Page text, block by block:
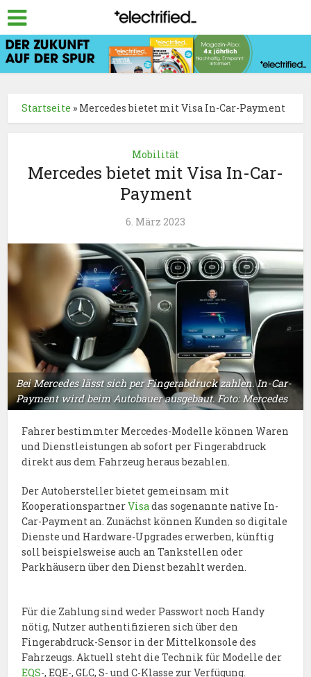
Startseite » Mercedes bietet mit Visa In-Car-Payment
Mobilität
Mercedes bietet mit Visa In-Car-
Payment
6. März 2023
Bei Mercedes lässt sich per Fingerabdruck zahlen. In-Car-
Payment wird beim Autobauer ausgebaut. Foto: Mercedes
Fahrer bestimmter Mercedes-Modelle können Waren
und Dienstleistungen ab sofort per Fingerabdruck
direkt aus dem Fahrzeug heraus bezahlen.
Der Autohersteller bietet gemeinsam mit
KooperationspartnerVisadas sogenannte native In-
Car-Payment an. Zunächst können Kunden so digitale
Dienste und Hardware-Upgrades erwerben, künftig
soll beispielsweise auch an Tankstellen oder
Parkhäusern über den Dienst bezahlt werden.
Für die Zahlung sind weder Passwort noch Handy
nötig, Nutzer authentifizieren sich über den
Fingerabdruck-Sensor in der Mittelkonsole des
Fahrzeugs. Aktuell steht die Technik für Modelle der
EQS-, EQE-, GLC, S- und C-Klasse zur Verfügung.